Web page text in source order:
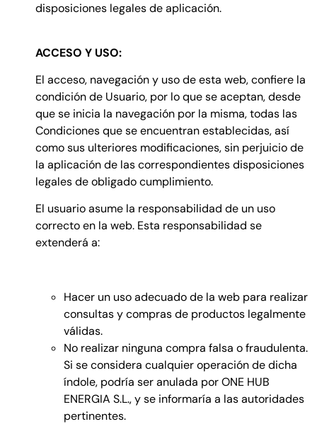
disposiciones legales de aplicación.
ACCESO Y USO:
El acceso, navegación y uso de esta web, confiere la
condición de Usuario, por lo que se aceptan, desde
que se inicia la navegación por la misma, todas las
Condiciones que se encuentran establecidas, así
como sus ulteriores modificaciones, sin perjuicio de
la aplicación de las correspondientes disposiciones
legales de obligado cumplimiento.
El usuario asume la responsabilidad de un uso
correcto en la web. Esta responsabilidad se
extenderá a:
Hacer un uso adecuado de la web para realizar
consultas y compras de productos legalmente
válidas.
No realizar ninguna compra falsa o fraudulenta.
Si se considera cualquier operación de dicha
índole, podría ser anulada por ONE HUB
ENERGIA S.L., y se informaría a las autoridades
pertinentes.